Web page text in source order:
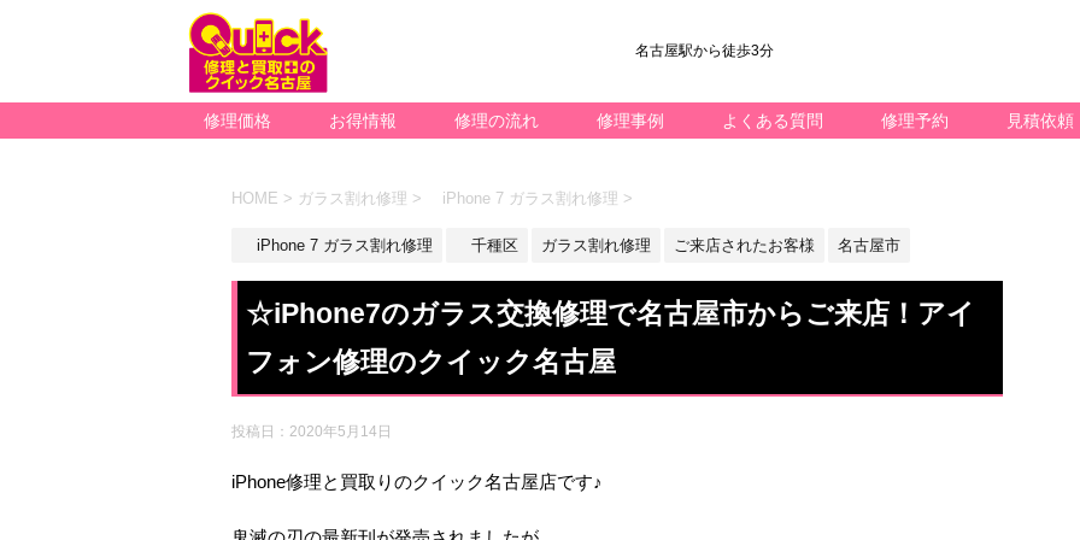
名古屋駅から徒歩3分
修理価格 お得情報 修理の流れ 修理事例 よくある質問 修理予約 見積依頼
HOME > ガラス割れ修理 > iPhone 7 ガラス割れ修理 >
iPhone 7 ガラス割れ修理 千種区 ガラス割れ修理 ご来店されたお客様 名古屋市
☆iPhone7のガラス交換修理で名古屋市からご来店！アイ
フォン修理のクイック名古屋
投稿日： 2020年5月14日
iPhone修理と買取りのクイック名古屋店です♪